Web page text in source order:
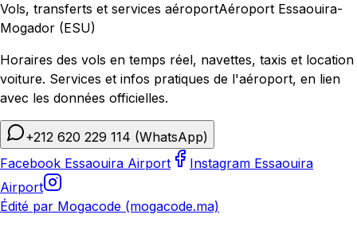
Vols, transferts et services aéroportAéroport Essaouira-
Mogador (ESU)
Horaires des vols en temps réel, navettes, taxis et location
voiture. Services et infos pratiques de l'aéroport, en lien
avec les données officielles.
+212 620 229 114 (WhatsApp)
Facebook Essaouira Airport
Instagram Essaouira
Airport
Édité par Mogacode (mogacode.ma)